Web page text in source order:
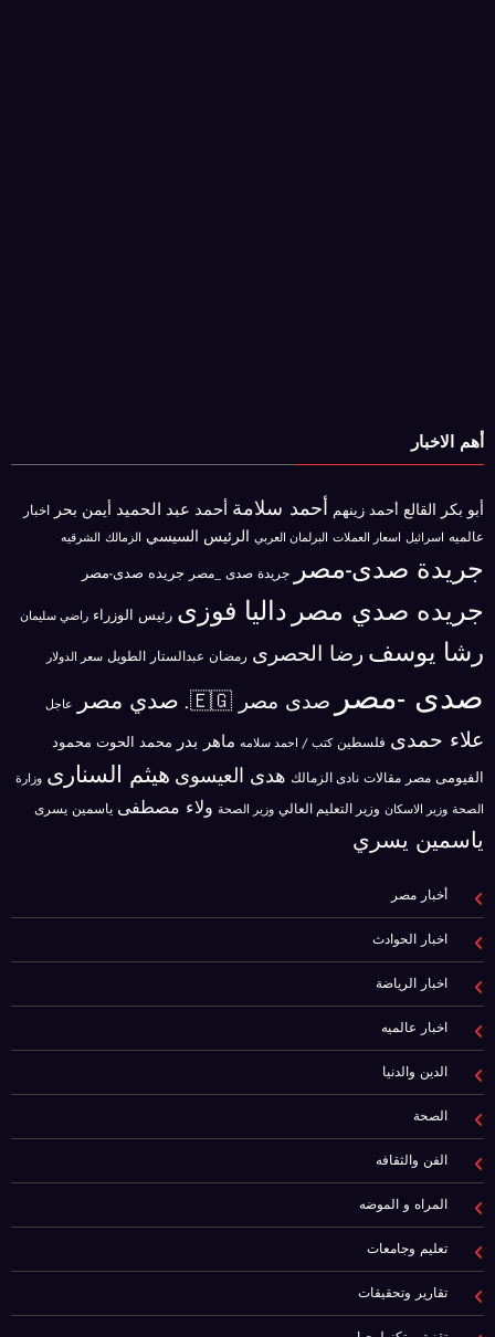
أهم الاخبار
أبو بكر القالع أحمد زينهم أحمد سلامة أحمد عبد الحميد أيمن بحر اخبار
عالميه اسرائيل اسعار العملات البرلمان العربي الرئيس السيسي الزمالك الشرقيه
جريدة صدى-مصر جريدة صدى _مصر جريده صدى-مصر
جريده صدي مصر داليا فوزى رئيس الوزراء راضي سليمان
رشا يوسف رضا الحصرى رمضان عبدالستار الطويل سعر الدولار
صدى -مصر صدى مصر 🇪🇬. صدي مصر عاجل
علاء حمدى فلسطين كتب / احمد سلامه ماهر بدر محمد الحوت محمود
الفيومى مصر مقالات نادى الزمالك هدى العيسوى هيثم السنارى وزارة
الصحة وزير الاسكان وزير التعليم العالي وزير الصحة ولاء مصطفى ياسمين يسرى
ياسمين يسري
أخبار مصر
اخبار الحوادث
اخبار الرياضة
اخبار عالميه
الدين والدنيا
الصحة
الفن والثقافه
المراه و الموضه
تعليم وجامعات
تقارير وتحقيقات